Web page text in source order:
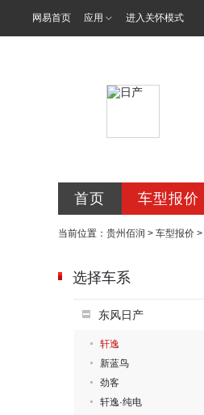
网易首页 应用 进入关怀模式
首页 车型报价
当前位置： 贵州佰润 > 车型报价 >
选择车系
东风日产
轩逸
新蓝鸟
劲客
轩逸·纯电